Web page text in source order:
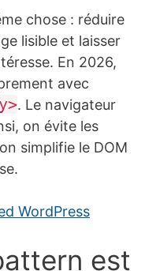
chose : réduire
lisible et laisser
En 2026,
avec
. Le navigateur
on évite les
simplifie le DOM
est